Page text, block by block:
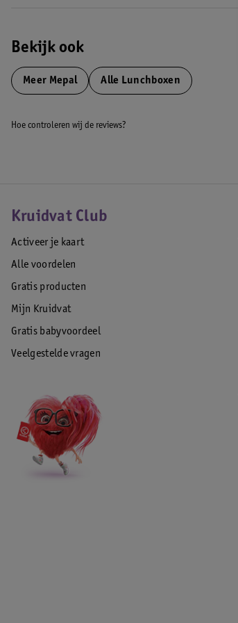
Bekijk ook
Meer Mepal Alle Lunchboxen
Hoe controleren wij de reviews?
Kruidvat Club
Activeer je kaart
Alle voordelen
Gratis producten
Mijn Kruidvat
Gratis babyvoordeel
Veelgestelde vragen